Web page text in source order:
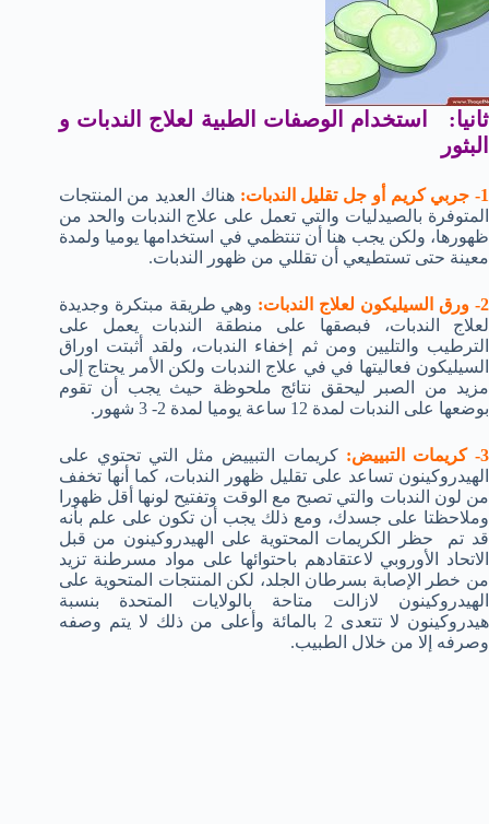
ثانيا: استخدام الوصفات الطبية لعلاج الندبات و
البثور
1- جربي كريم أو جل تقليل الندبات:
هناك العديد من المنتجات
المتوفرة بالصيدليات والتي تعمل على علاج الندبات والحد من
ظهورها، ولكن يجب هنا أن تنتظمي في استخدامها يوميا ولمدة
معينة حتى تستطيعي أن تقللي من ظهور الندبات.
2- ورق السيليكون لعلاج الندبات:
وهي طريقة مبتكرة وجديدة
لعلاج الندبات، فبصقها على منطقة الندبات يعمل على
الترطيب والتليين ومن ثم إخفاء الندبات، ولقد أثبتت اوراق
السيليكون فعاليتها في في علاج الندبات ولكن الأمر يحتاج إلى
مزيد من الصبر ليحقق نتائج ملحوظة حيث يجب أن تقوم
بوضعها على الندبات لمدة 12 ساعة يوميا لمدة 2- 3 شهور.
3- كريمات التبييض:
كريمات التبييض مثل التي تحتوي على
الهيدروكينون تساعد على تقليل ظهور الندبات، كما أنها تخفف
من لون الندبات والتي تصبح مع الوقت وتفتيح لونها أقل ظهورا
وملاحظتا على جسدك، ومع ذلك يجب أن تكون على علم بأنه
قد تم حظر الكريمات المحتوية على الهيدروكينون من قبل
الاتحاد الأوروبي لاعتقادهم باحتوائها على مواد مسرطنة تزيد
من خطر الإصابة بسرطان الجلد، لكن المنتجات المتحوية على
الهيدروكينون لازالت متاحة بالولايات المتحدة بنسبة
هيدروكينون لا تتعدى 2 بالمائة وأعلى من ذلك لا يتم وصفه
وصرفه إلا من خلال الطبيب.